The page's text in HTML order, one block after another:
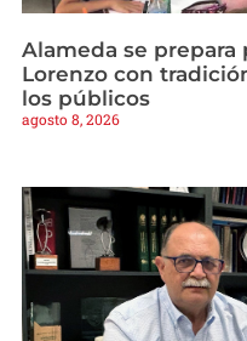
Alameda se prepara
Lorenzo con
los públicos
agosto 8, 2026